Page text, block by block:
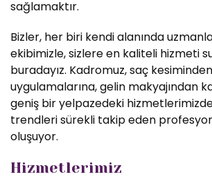
sağlamaktır.
Bizler, her biri kendi alanında
ekibimizle, sizlere en kaliteli hizmeti
buradayız. Kadromuz, saç
uygulamalarına, gelin makyajından
geniş bir yelpazedeki
trendleri sürekli takip eden
oluşuyor.
Hizmetlerimiz